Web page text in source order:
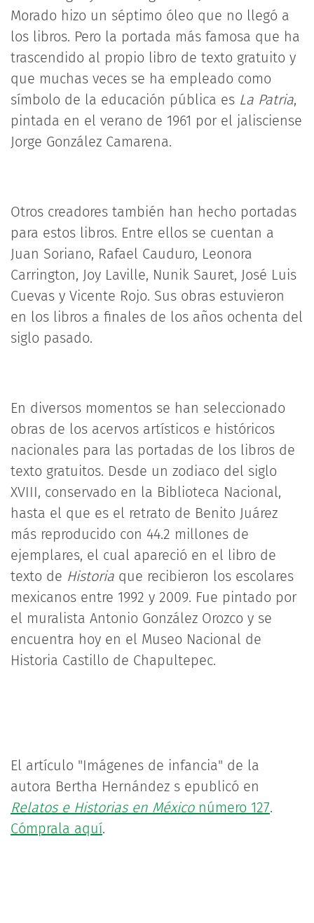
Morado hizo un séptimo óleo que no llegó a
los libros. Pero la portada más famosa que ha
trascendido al propio libro de texto gratuito y
que muchas veces se ha empleado como
símbolo de la educación pública es La Patria,
pintada en el verano de 1961 por el jalisciense
Jorge González Camarena.
Otros creadores también han hecho portadas
para estos libros. Entre ellos se cuentan a
Juan Soriano, Rafael Cauduro, Leonora
Carrington, Joy Laville, Nunik Sauret, José Luis
Cuevas y Vicente Rojo. Sus obras estuvieron
en los libros a finales de los años ochenta del
siglo pasado.
En diversos momentos se han seleccionado
obras de los acervos artísticos e históricos
nacionales para las portadas de los libros de
texto gratuitos. Desde un zodiaco del siglo
XVIII, conservado en la Biblioteca Nacional,
hasta el que es el retrato de Benito Juárez
más reproducido con 44.2 millones de
ejemplares, el cual apareció en el libro de
texto de Historia que recibieron los escolares
mexicanos entre 1992 y 2009. Fue pintado por
el muralista Antonio González Orozco y se
encuentra hoy en el Museo Nacional de
Historia Castillo de Chapultepec.
El artículo "Imágenes de infancia" de la
autora Bertha Hernández s epublicó en
Relatos e Historias en Méxiconúmero 127.
Cómprala aquí.